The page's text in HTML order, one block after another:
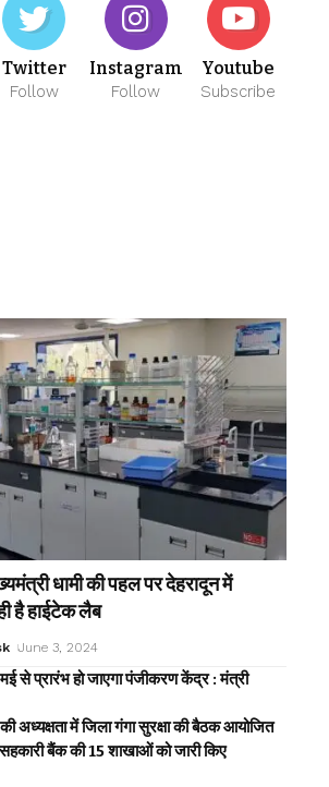
Twitter
Follow
Instagram
Follow
Youtube
Subscribe
धामी की पहल पर देहरादून में
है हाईटेक लैब
June 3, 2024
से प्रारंभ हो जाएगा पंजीकरण केंद्र : मंत्री
अध्यक्षता में जिला गंगा सुरक्षा की बैठक आयोजित
बैंक की 15 शाखाओं को जारी किए